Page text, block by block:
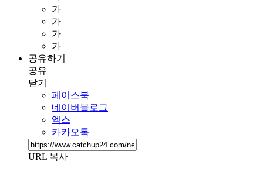
가
가
가
가
공유하기
공유
닫기
페이스북
네이버블로그
엑스
카카오톡
URL 복사